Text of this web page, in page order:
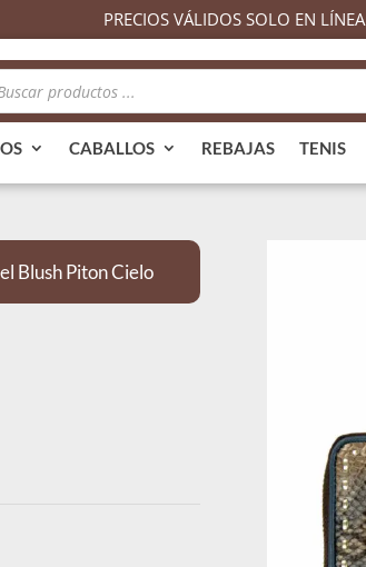
PRECIOS VÁLIDOS SOLO EN LÍNEA
CABALLOS REBAJAS TENIS
Blush Piton Cielo